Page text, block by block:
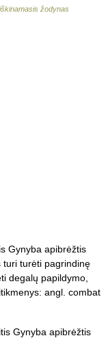
žodynas
Gynyba apibrėžtis
turi turėti pagrindinę
degalų papildymo,
angl. combat
Gynyba apibrėžtis